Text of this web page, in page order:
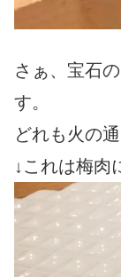
さぁ、宝石
す。
どれも火の
↓これは梅肉